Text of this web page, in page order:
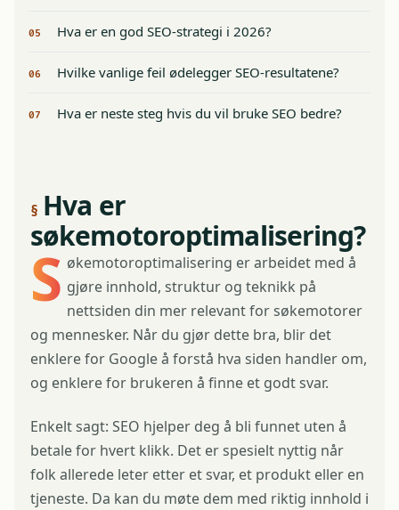
05 Hva er en god SEO-strategi i 2026?
06 Hvilke vanlige feil ødelegger SEO-resultatene?
07 Hva er neste steg hvis du vil bruke SEO bedre?
Hva er
søkemotoroptimalisering?
S økemotoroptimalisering er arbeidet med å
gjøre innhold, struktur og teknikk på
nettsiden din mer relevant for søkemotorer
og mennesker. Når du gjør dette bra, blir det
enklere for Google å forstå hva siden handler om,
og enklere for brukeren å finne et godt svar.
Enkelt sagt: SEO hjelper deg å bli funnet uten å
betale for hvert klikk. Det er spesielt nyttig når
folk allerede leter etter et svar, et produkt eller en
tjeneste. Da kan du møte dem med riktig innhold i